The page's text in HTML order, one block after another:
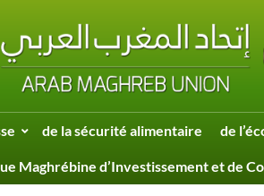
de la sécurité alimentaire de
Maghrébine d’Investissement et de